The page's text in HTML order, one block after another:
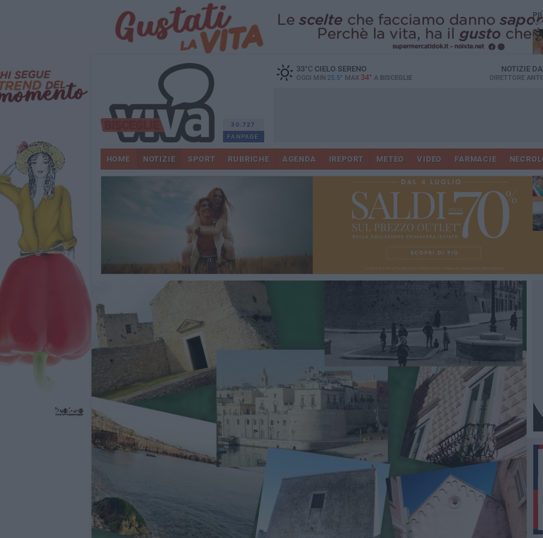
30.727
FANPAGE
33°CCIELO SERENO
OGGI MIN 25.5° MAX 34° A BISCEGLIE
NOTIZIE
DIRETTORE
HOME NOTIZIE SPORT RUBRICHE AGENDA IREPORT METEO VIDEO FARMACIE